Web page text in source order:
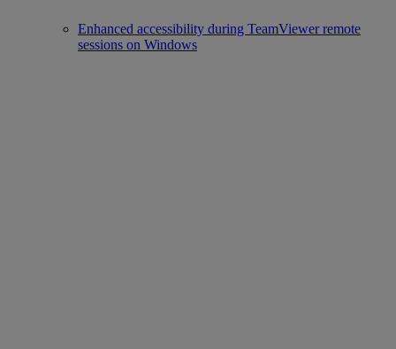
Enhanced accessibility during TeamViewer remote
sessions on Windows